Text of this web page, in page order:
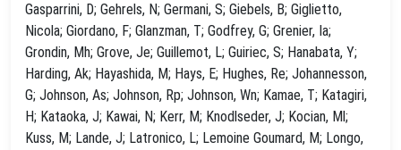
Gasparrini, D; Gehrels, N; Germani, S; Giebels, B; Giglietto,
Nicola; Giordano, F; Glanzman, T; Godfrey, G; Grenier, Ia;
Grondin, Mh; Grove, Je; Guillemot, L; Guiriec, S; Hanabata, Y;
Harding, Ak; Hayashida, M; Hays, E; Hughes, Re; Johannesson,
G; Johnson, As; Johnson, Rp; Johnson, Wn; Kamae, T; Katagiri,
H; Kataoka, J; Kawai, N; Kerr, M; Knodlseder, J; Kocian, Ml;
Kuss, M; Lande, J; Latronico, L; Lemoine Goumard, M; Longo,